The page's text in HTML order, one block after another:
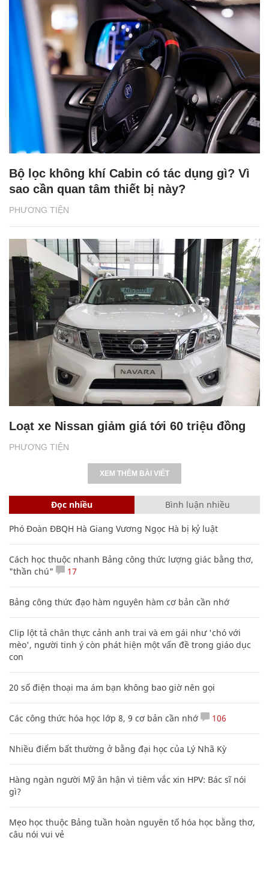
PHƯƠNG TIỆN
Bộ lọc không khí Cabin có tác dụng gì? Vì
sao cần quan tâm thiết bị này?
PHƯƠNG TIỆN
Loạt xe Nissan giảm giá tới 60 triệu đồng
XEM THÊM BÀI VIẾT
Đọc nhiều Bình luận nhiều
Phó Đoàn ĐBQH Hà Giang Vương Ngọc Hà bị kỷ luật
Cách học thuộc nhanh Bảng công thức lượng giác bằng thơ,
"thần chú"
17
Bảng công thức đạo hàm nguyên hàm cơ bản cần nhớ
Clip lột tả chân thực cảnh anh trai và em gái như 'chó với
mèo', người tinh ý còn phát hiện một vấn đề trong giáo dục
con
20 số điện thoại ma ám bạn không bao giờ nên gọi
Các công thức hóa học lớp 8, 9 cơ bản cần nhớ 106
Nhiều điểm bất thường ở bằng đại học của Lý Nhã Kỳ
Hàng ngàn người Mỹ ân hận vì tiêm vắc xin HPV: Bác sĩ nói
gì?
Mẹo học thuộc Bảng tuần hoàn nguyên tố hóa học bằng thơ,
câu nói vui vẻ